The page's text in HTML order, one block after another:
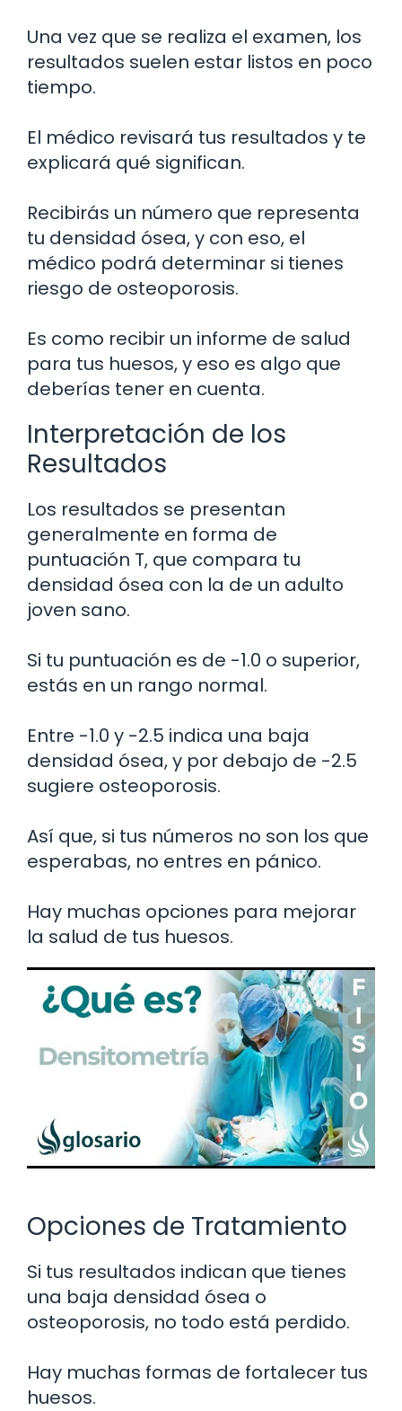
Una vez que se realiza el examen, los
resultados suelen estar listos en poco
tiempo.
El médico revisará tus resultados y te
explicará qué significan.
Recibirás un número que representa
tu densidad ósea, y con eso, el
médico podrá determinar si tienes
riesgo de osteoporosis.
Es como recibir un informe de salud
para tus huesos, y eso es algo que
deberías tener en cuenta.
Interpretación de los
Resultados
Los resultados se presentan
generalmente en forma de
puntuación T, que compara tu
densidad ósea con la de un adulto
joven sano.
Si tu puntuación es de -1.0 o superior,
estás en un rango normal.
Entre -1.0 y -2.5 indica una baja
densidad ósea, y por debajo de -2.5
sugiere osteoporosis.
Así que, si tus números no son los que
esperabas, no entres en pánico.
Hay muchas opciones para mejorar
la salud de tus huesos.
Opciones de Tratamiento
Si tus resultados indican que tienes
una baja densidad ósea o
osteoporosis, no todo está perdido.
Hay muchas formas de fortalecer tus
huesos.